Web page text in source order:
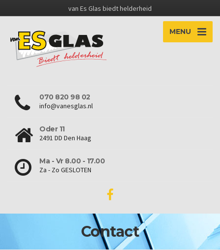
van Es Glas biedt helderheid
MENU
070 820 98 02
info@vanesglas.nl
Oder 11
2491 DD Den Haag
Ma - Vr 8.00 - 17.00
Za - Zo GESLOTEN
Contact